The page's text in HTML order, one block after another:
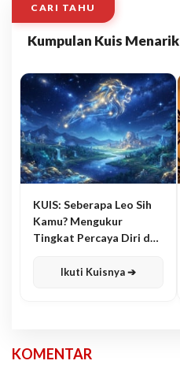
CARI TAHU
Kumpulan Kuis Menarik
KUIS: Seberapa Leo Sih
Kamu? Mengukur
Tingkat Percaya Diri dan
Ikuti Kuisnya ➔
KOMENTAR